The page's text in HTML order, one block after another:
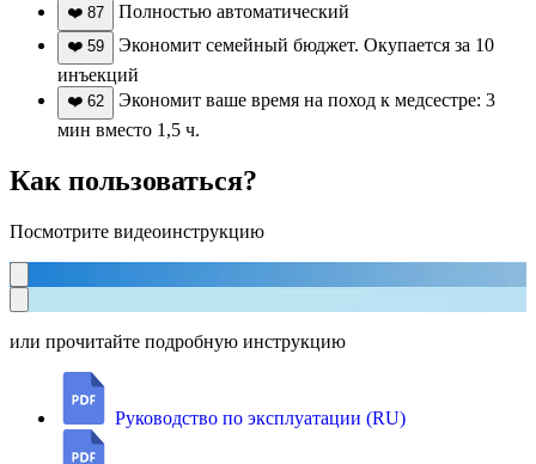
❤️ 87 Полностью автоматический
❤️ 59
Экономит семейный бюджет. Окупается за 10
инъекций
❤️ 62
Экономит ваше время на поход к медсестре: 3
мин вместо 1,5 ч.
Как пользоваться?
Посмотрите видеоинструкцию
или прочитайте подробную инструкцию
Руководство по эксплуатации (RU)